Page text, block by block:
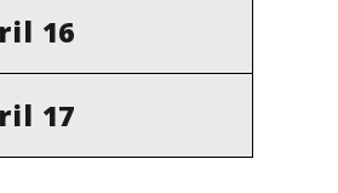
16
17